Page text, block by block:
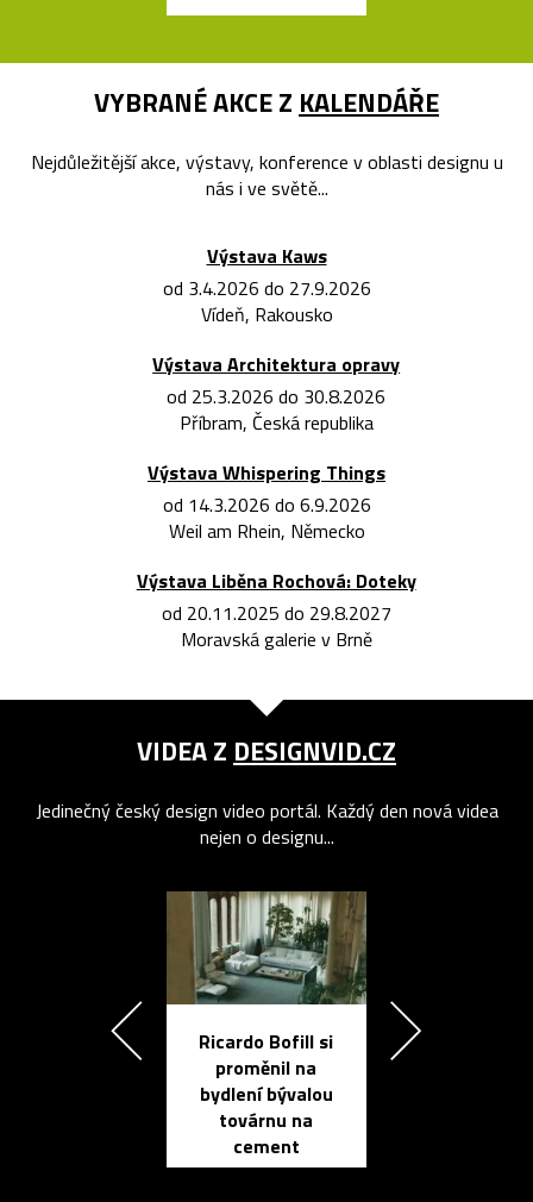
VYBRANÉ AKCE Z KALENDÁŘE
Nejdůležitější akce, výstavy, konference v oblasti designu u
nás i ve světě...
Výstava Kaws
od 3.4.2026 do 27.9.2026
Vídeň, Rakousko
Výstava Architektura opravy
od 25.3.2026 do 30.8.2026
Příbram, Česká republika
Výstava Whispering Things
od 14.3.2026 do 6.9.2026
Weil am Rhein, Německo
Výstava Liběna Rochová: Doteky
od 20.11.2025 do 29.8.2027
Moravská galerie v Brně
VIDEA Z DESIGNVID.CZ
Jedinečný český design video portál. Každý den nová videa
nejen o designu...
Ricardo Bofill si
proměnil na
bydlení bývalou
továrnu na
cement